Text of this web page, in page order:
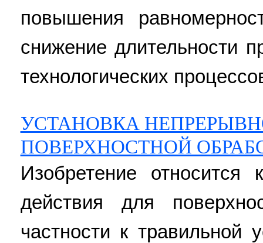
повышения
снижение длительности
технологических
УСТАНОВКА
ПОВЕРХНОСТНОЙ
Изобретение относится
действия для
частности к травильной